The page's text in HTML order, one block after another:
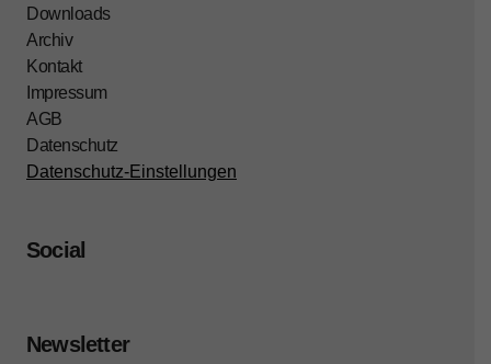
Downloads
Archiv
Kontakt
Impressum
AGB
Datenschutz
Datenschutz-Einstellungen
Social
Newsletter